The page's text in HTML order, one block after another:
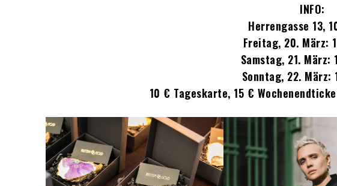
INFO:
Herrengasse 13,
Freitag, 20. März:
Samstag, 21. März:
Sonntag, 22. März:
10 € Tageskarte, 15 €